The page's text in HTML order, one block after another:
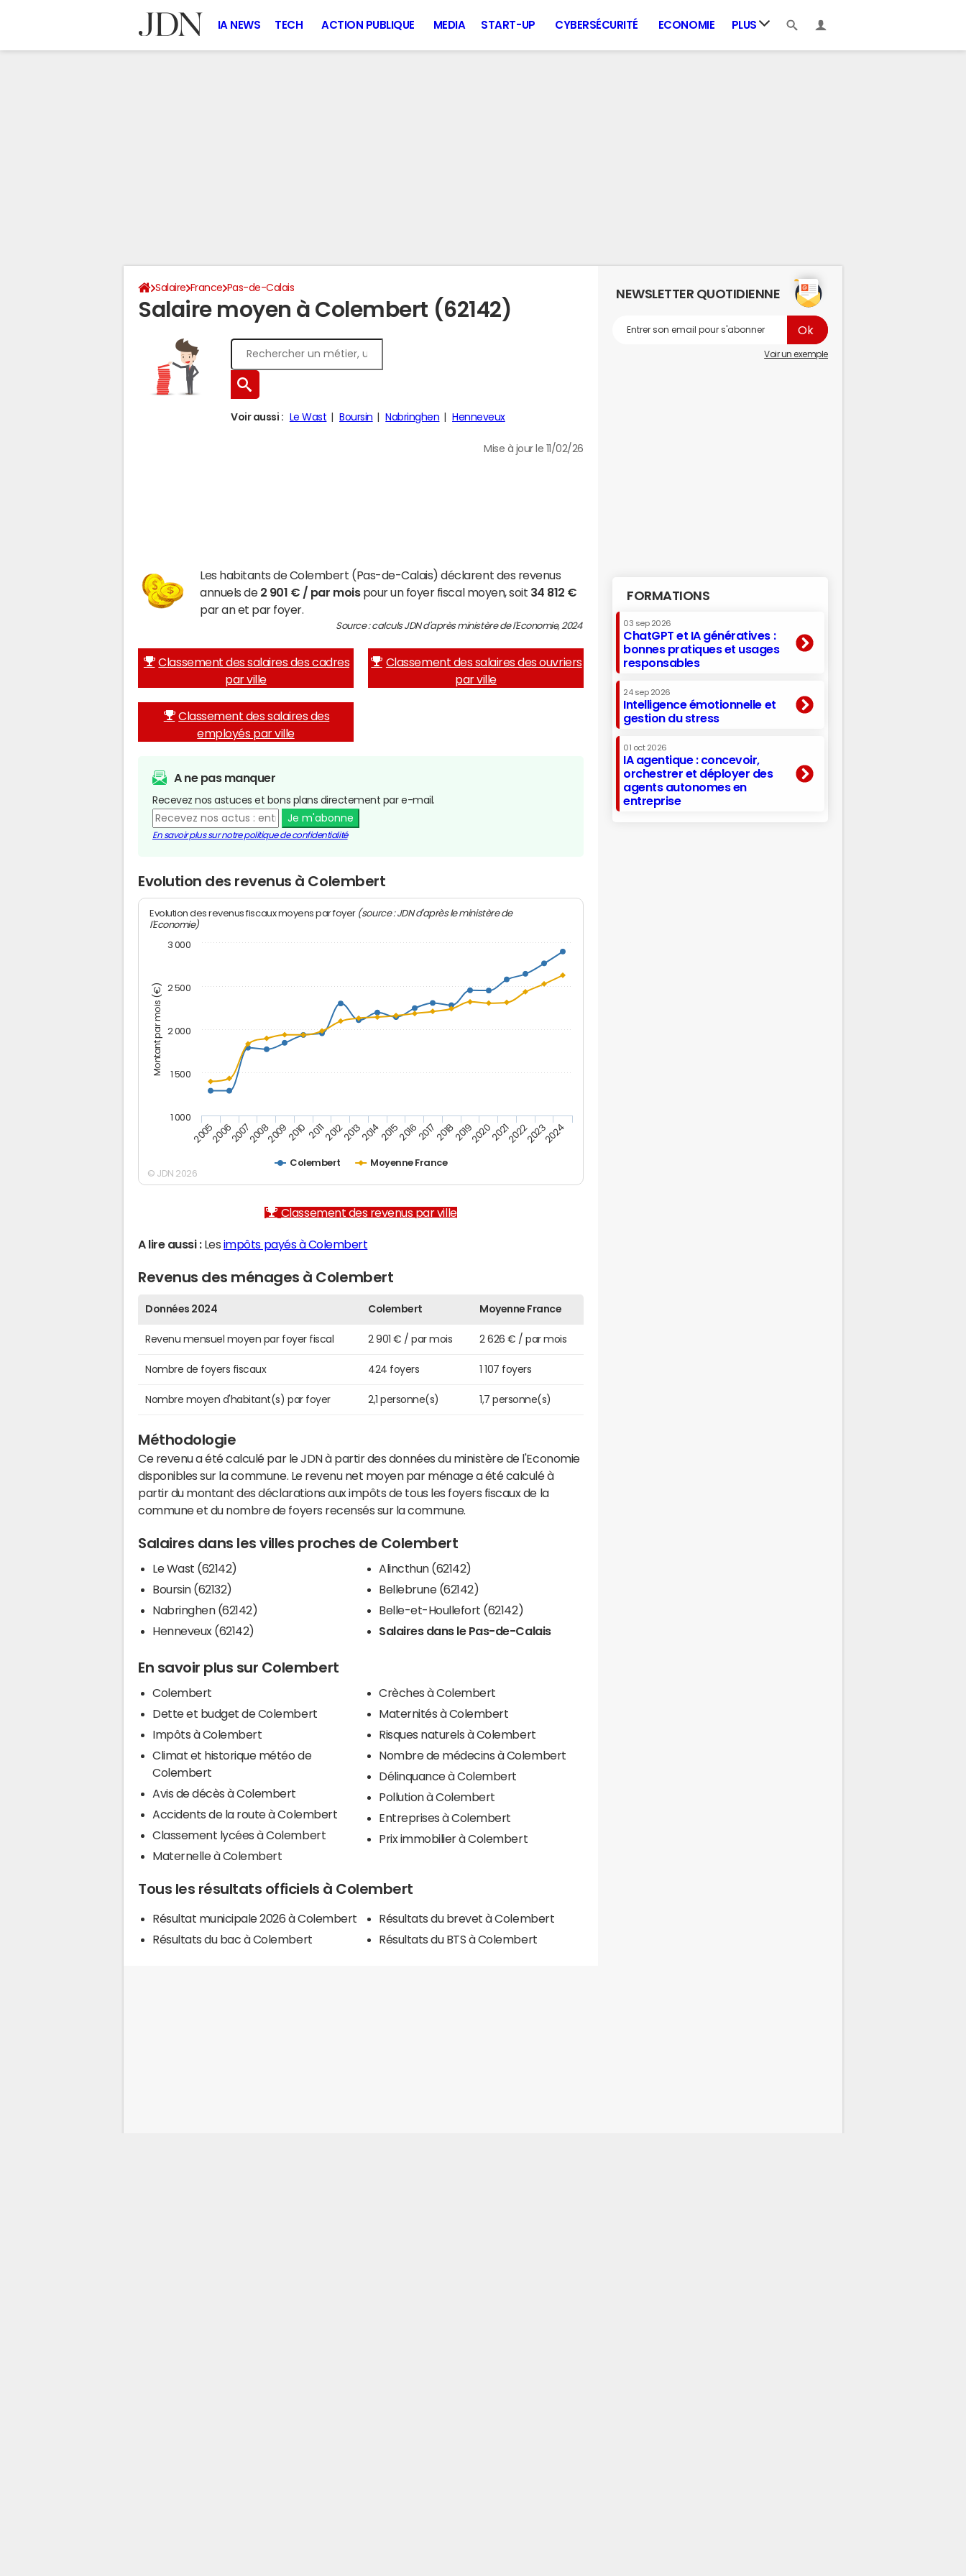
IA NEWS TECH ACTION PUBLIQUE MEDIA START-UP CYBERSÉCURITÉ ECONOMIE PLUS
Salaire France Pas-de-Calais
Salaire moyen à Colembert (62142)
Voir aussi : Le Wast Boursin Nabringhen Henneveux
Mise à jour le 11/02/26
Les habitants de Colembert (Pas-de-Calais) déclarent des revenus
annuels de 2 901 € / par moispour un foyer fiscal moyen, soit 34 812 €
par an et par foyer.
Source : calculs JDN d'après ministère de l'Economie, 2024
Classement des salaires des cadres
par ville
Classement des salaires des ouvriers
par ville
Classement des salaires des
employés par ville
A ne pas manquer
Recevez nos astuces et bons plans directement par e-mail.
Je m'abonne
En savoir plus sur notre politique de confidentialité
Evolution des revenus à Colembert
Montant par mois (€)
Evolution des revenus fiscaux moyens par foyer (source : JDN d'après le ministère de
l'Economie)
Colembert Moyenne France
200520062007200820092010 20112012201320142015201620172018201920202021202220232024
1 000
1 500
2 000
2 500
3 000
© JDN 2026
Classement des revenus par ville
A lire aussi :Les impôts payés à Colembert
Revenus des ménages à Colembert
Données 2024 Colembert Moyenne France
Revenu mensuel moyen par foyer fiscal 2 901 € / par mois 2 626 € / par mois
Nombre de foyers fiscaux 424 foyers 1 107 foyers
Nombre moyen d'habitant(s) par foyer 2,1 personne(s) 1,7 personne(s)
Méthodologie
Ce revenu a été calculé par le JDN à partir des données du ministère de l'Economie
disponibles sur la commune. Le revenu net moyen par ménage a été calculé à
partir du montant des déclarations aux impôts de tous les foyers fiscaux de la
commune et du nombre de foyers recensés sur la commune.
Salaires dans les villes proches de Colembert
Le Wast (62142)
Boursin (62132)
Nabringhen (62142)
Henneveux (62142)
Alincthun (62142)
Bellebrune (62142)
Belle-et-Houllefort (62142)
Salaires dans le Pas-de-Calais
En savoir plus sur Colembert
Colembert
Dette et budget de Colembert
Impôts à Colembert
Climat et historique météo de
Colembert
Avis de décès à Colembert
Accidents de la route à Colembert
Classement lycées à Colembert
Maternelle à Colembert
Crèches à Colembert
Maternités à Colembert
Risques naturels à Colembert
Nombre de médecins à Colembert
Délinquance à Colembert
Pollution à Colembert
Entreprises à Colembert
Prix immobilier à Colembert
Tous les résultats officiels à Colembert
Résultat municipale 2026 à Colembert
Résultats du bac à Colembert
Résultats du brevet à Colembert
Résultats du BTS à Colembert
NEWSLETTER QUOTIDIENNE
Voir un exemple
FORMATIONS
03 sep 2026
ChatGPT et IA génératives :
bonnes pratiques et usages
responsables
24 sep 2026
Intelligence émotionnelle et
gestion du stress
01 oct 2026
IA agentique : concevoir,
orchestrer et déployer des
agents autonomes en
entreprise